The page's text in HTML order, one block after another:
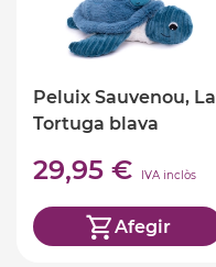
Peluix Sauvenou, La
Tortuga blava
29,95 € IVA inclòs
Afegir